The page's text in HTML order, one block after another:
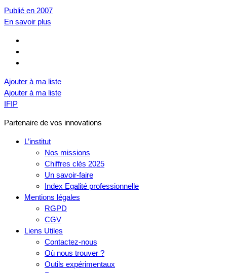
Publié en 2007
En savoir plus
Ajouter à ma liste
Ajouter à ma liste
IFIP
Partenaire de vos innovations
L’institut
Nos missions
Chiffres clés 2025
Un savoir-faire
Index Egalité professionnelle
Mentions légales
RGPD
CGV
Liens Utiles
Contactez-nous
Où nous trouver ?
Outils expérimentaux